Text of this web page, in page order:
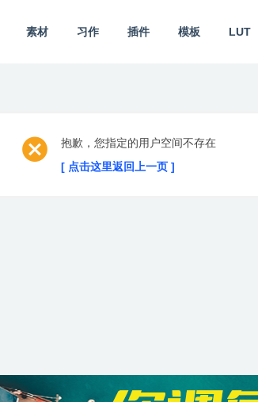
素材 习作 插件 模板 LUT
抱歉，您指定的用户空间不存在
[ 点击这里返回上一页 ]